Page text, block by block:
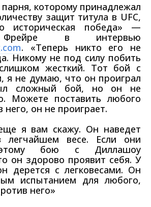
которому принадлежал
защит титула в UFC,
историческая победа» —
Фрейре в интервью
. «Теперь никто его не
Никому не под силу побить
жесткий. Тот бой с
я не думаю, что он проиграл
сложный бой, но он не
Можете поставить любого
него, он не проиграет.
я вам скажу. Он наведет
весе. Если они
этому бою с Диллашоу
он здорово проявит себя. У
дерется с легковесами. Он
испытанием для любого,
него»